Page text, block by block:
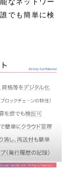
でも簡単に検